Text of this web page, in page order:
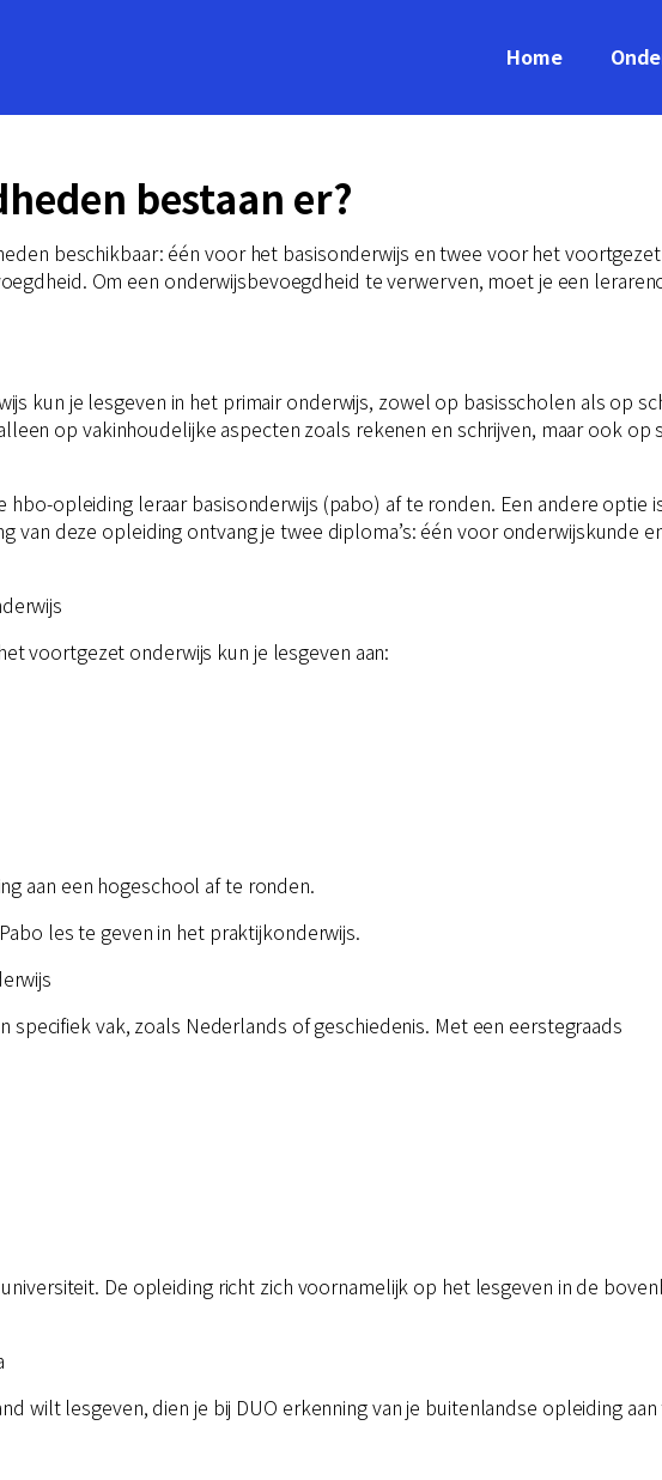
Home
bestaan er?
beschikbaar: één voor het basisonderwijs en twee voor het
Om een onderwijsbevoegdheid te verwerven, moet je een
kun je lesgeven in het primair onderwijs, zowel op basisscholen als op
op vakinhoudelijke aspecten zoals rekenen en schrijven, maar ook op
opleiding leraar basisonderwijs (pabo) af te ronden. Een andere optie
van deze opleiding ontvang je twee diploma’s: één voor onderwijskunde
voortgezet onderwijs kun je lesgeven aan:
aan een hogeschool af te ronden.
les te geven in het praktijkonderwijs.
vak, zoals Nederlands of geschiedenis. Met een eerstegraads
De opleiding richt zich voornamelijk op het lesgeven in de
wilt lesgeven, dien je bij DUO erkenning van je buitenlandse opleiding aan